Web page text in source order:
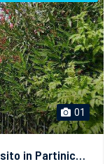
01
Piena proprietà dell’appartamento sito in Partinico (Pa), Contrada Albachiara s.n.c., iscritto al Catasto fabbricati del Comune di Partinico al foglio 14, p.lla 243, sub. 3, piano T, cat. A/3 (Abitazioni di tipo economico), superficie catastale totale 121 mq (totale escluse aree scoperte 118 mq). Confini: l’immobile confina a Nord con il subalterno 4; a Est con i subalterni 4 e 5; a Sud il subalterno 7 e a Ovest con i subalterni 4 e 7.